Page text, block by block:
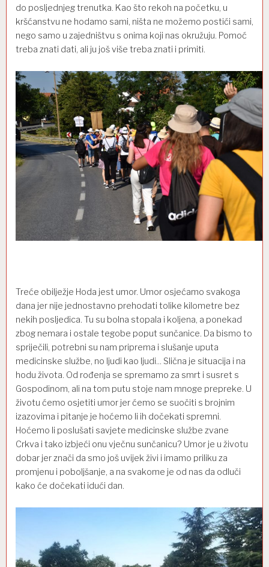
do posljednjeg trenutka. Kao što rekoh na početku, u
kršćanstvu ne hodamo sami, ništa ne možemo postići sami,
nego samo u zajedništvu s onima koji nas okružuju. Pomoć
treba znati dati, ali ju još više treba znati i primiti.
Treće obilježje Hoda jest umor. Umor osjećamo svakoga
dana jer nije jednostavno prehodati tolike kilometre bez
nekih posljedica. Tu su bolna stopala i koljena, a ponekad
zbog nemara i ostale tegobe poput sunčanice. Da bismo to
spriječili, potrebni su nam priprema i slušanje uputa
medicinske službe, no ljudi kao ljudi... Slična je situacija i na
hodu života. Od rođenja se spremamo za smrt i susret s
Gospodinom, ali na tom putu stoje nam mnoge prepreke. U
životu ćemo osjetiti umor jer ćemo se suočiti s brojnim
izazovima i pitanje je hoćemo li ih dočekati spremni.
Hoćemo li poslušati savjete medicinske službe zvane
Crkva i tako izbjeći onu vječnu sunčanicu? Umor je u životu
dobar jer znači da smo još uvijek živi i imamo priliku za
promjenu i poboljšanje, a na svakome je od nas da odluči
kako će dočekati idući dan.